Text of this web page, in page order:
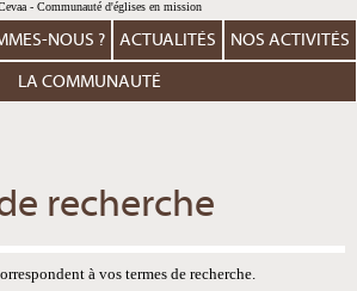
NOUS ? ACTUALITÉS NOS ACTIVITÉS
LA COMMUNAUTÉ
recherche
à vos termes de recherche.